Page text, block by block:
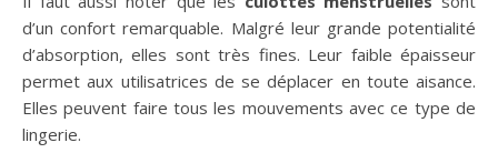
d’un confort remarquable. Malgré leur grande potentialité
d’absorption, elles sont très fines. Leur faible épaisseur
permet aux utilisatrices de se déplacer en toute aisance.
Elles peuvent faire tous les mouvements avec ce type de
lingerie.